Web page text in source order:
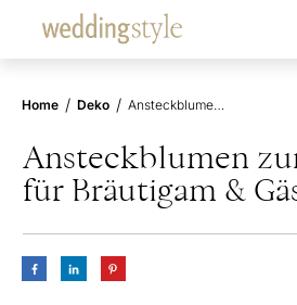
Home / Deko / Ansteckblumen zur Hochzeit für Bräutigam & Gäste
Ansteckblumen
für Bräutigam &